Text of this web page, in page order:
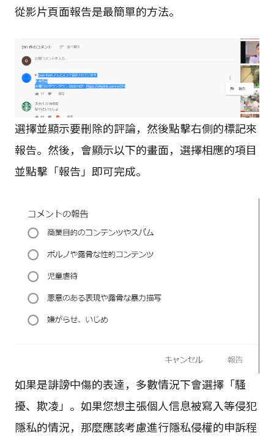
從影片頁面報告是最簡單的方法。
選擇並顯示要刪除的評論，然後點擊右側的標記來
報告。然後，會顯示以下的畫面，選擇相應的項目
並點擊「報告」即可完成。
如果是誹謗中傷的表達，多數情況下會選擇「騷
擾、欺凌」。如果您想主張個人信息被寫入等侵犯
隱私的情況，那麼應該考慮進行隱私侵權的申訴程